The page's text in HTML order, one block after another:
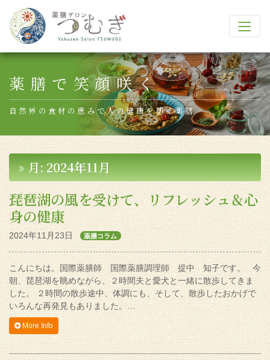
Main Navigation
薬膳で笑顔咲く
自然界の食材の恵みで人の健康を紡ぐ薬膳
月:2024年11月
琵琶湖の風を受けて、リフレッシュ＆心
身の健康
2024年11月23日 薬膳コラム
こんにちは。国際薬膳師 国際薬膳調理師 提中 知子です。 今
朝、琵琶湖を眺めながら、２時間夫と愛犬と一緒に散歩してきま
した。 ２時間の散歩途中、体調にも、そして、散歩したおかげで
いろんな再発見もありました。…
More Info